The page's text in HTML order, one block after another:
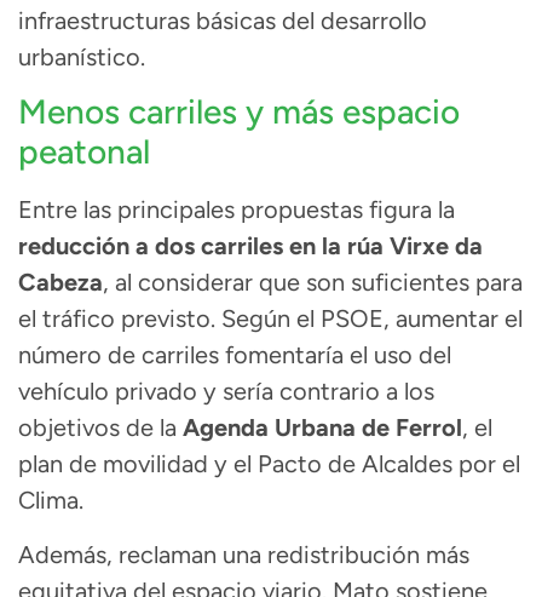
infraestructuras básicas del desarrollo
urbanístico.
Menos carriles y más espacio
peatonal
Entre las principales propuestas figura la
reducción a dos carriles en la rúa Virxe da
Cabeza, al considerar que son suficientes para
el tráfico previsto. Según el PSOE, aumentar el
número de carriles fomentaría el uso del
vehículo privado y sería contrario a los
objetivos de la Agenda Urbana de Ferrol, el
plan de movilidad y el Pacto de Alcaldes por el
Clima.
Además, reclaman una redistribución más
equitativa del espacio viario. Mato sostiene